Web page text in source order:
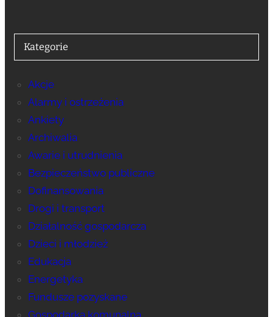
Kategorie
Akcje
Alarmy i ostrzeżenia
Ankiety
Archiwalia
Awarie i utrudnienia
Bezpieczeństwo publiczne
Dofinansowania
Drogi i transport
Działalność gospodarcza
Dzieci i młodzież
Edukacja
Energetyka
Fundusze pozyskane
Gospodarka komunalna